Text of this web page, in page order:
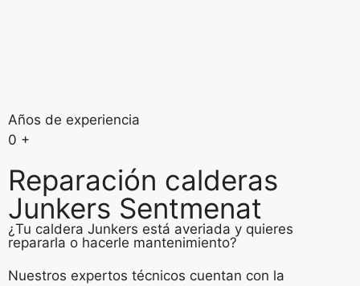
Años de experiencia
0 +
Reparación calderas
Junkers Sentmenat
¿Tu caldera Junkers está averiada y quieres
repararla o hacerle mantenimiento?
Nuestros expertos técnicos cuentan con la